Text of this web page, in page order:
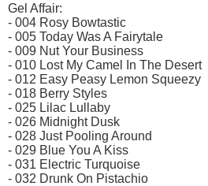
Gel Affair:
- 004 Rosy Bowtastic
- 005 Today Was A Fairytale
- 009 Nut Your Business
- 010 Lost My Camel In The Desert
- 012 Easy Peasy Lemon Squeezy
- 018 Berry Styles
- 025 Lilac Lullaby
- 026 Midnight Dusk
- 028 Just Pooling Around
- 029 Blue You A Kiss
- 031 Electric Turquoise
- 032 Drunk On Pistachio